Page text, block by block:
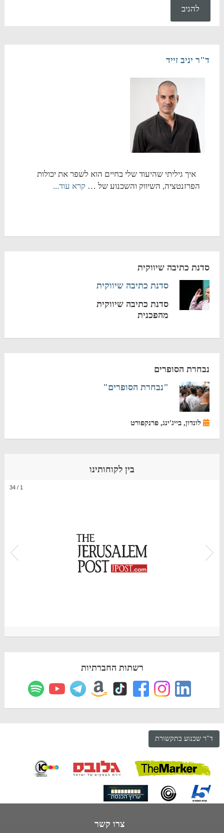
ד"ר יניב זייד
איך גיליתי שהיעוד שלי בחיים הוא לשפר את יכולות
הפרזנטציה, השיווק והשכנוע של … קרא עוד...
סדנת כתיבה שיווקית
סדנת כתיבה שיווקית
סדנת כתיבה שיווקית
מהפכנית
נבחרת הסופרים
"נבחרת הסופרים"
לונדון, בייג'ינג, פרנקפורט
בין לקוחותינו
1
/
34
רשתות החברתיות
ד"ר שכנוע בתקשורת
צרו קשר